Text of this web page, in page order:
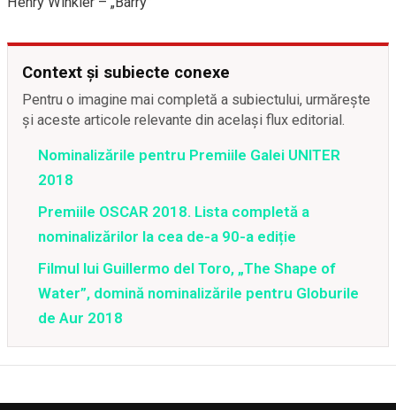
Context și subiecte conexe
Pentru o imagine mai completă a subiectului, urmărește
și aceste articole relevante din același flux editorial.
Nominalizările pentru Premiile Galei UNITER
2018
Premiile OSCAR 2018. Lista completă a
nominalizărilor la cea de-a 90-a ediție
Filmul lui Guillermo del Toro, „The Shape of
Water”, domină nominalizările pentru Globurile
de Aur 2018